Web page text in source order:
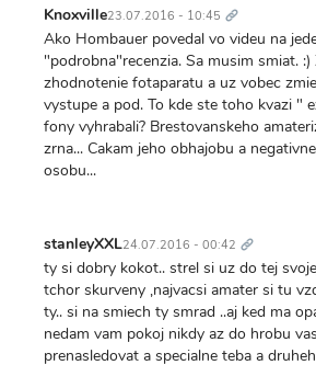
Knoxville23.07.2016 - 10:45 odkaz
Ako Hombauer povedal vo videu na
"podrobna"recenzia. Sa musim smiat. :)
zhodnotenie fotaparatu a uz vobec
vystupe a pod. To kde ste toho kvazi "
fony vyhrabali? Brestovanskeho
zrna... Cakam jeho obhajobu a
osobu...
stanleyXXL24.07.2016 - 00:42 odkaz
ty si dobry kokot.. strel si uz do tej
tchor skurveny ,najvacsi amater si tu
ty.. si na smiech ty smrad ..aj ked ma
nedam vam pokoj nikdy az do hrobu
prenasledovat a specialne teba a